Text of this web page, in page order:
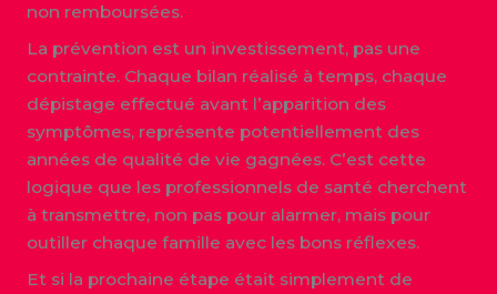
non remboursées.
La prévention est un investissement, pas une
contrainte. Chaque bilan réalisé à temps, chaque
dépistage effectué avant l’apparition des
symptômes, représente potentiellement des
années de qualité de vie gagnées. C’est cette
logique que les professionnels de santé cherchent
à transmettre, non pas pour alarmer, mais pour
outiller chaque famille avec les bons réflexes.
Et si la prochaine étape était simplement de